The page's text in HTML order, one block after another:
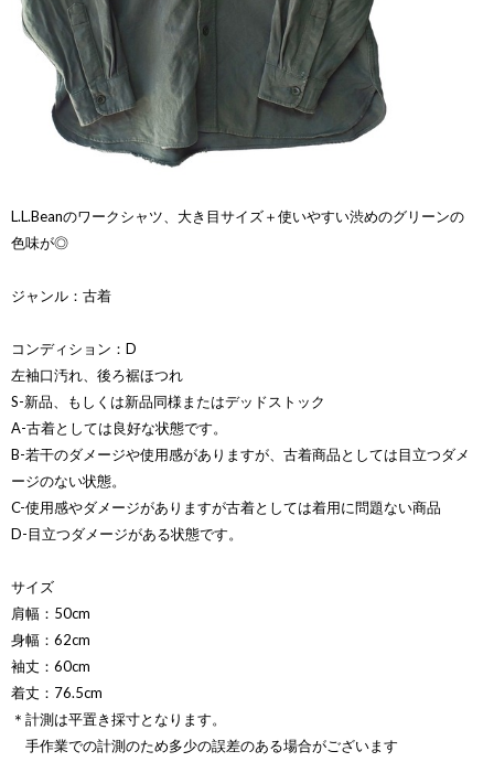
L.L.Beanのワークシャツ、大き目サイズ＋使いやすい渋めのグリーンの
色味が◎
ジャンル：古着
コンディション：D
左袖口汚れ、後ろ裾ほつれ
S-新品、もしくは新品同様またはデッドストック
A-古着としては良好な状態です。
B-若干のダメージや使用感がありますが、古着商品としては目立つダメ
ージのない状態。
C-使用感やダメージがありますが古着としては着用に問題ない商品
D-目立つダメージがある状態です。
サイズ
肩幅：50cm
身幅：62cm
袖丈：60cm
着丈：76.5cm
＊計測は平置き採寸となります。
手作業での計測のため多少の誤差のある場合がございます